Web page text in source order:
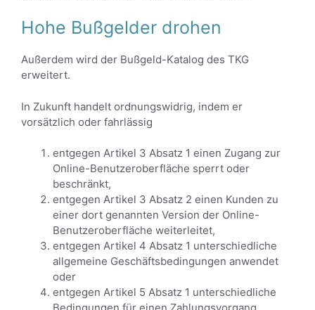
Hohe Bußgelder drohen
Außerdem wird der Bußgeld-Katalog des TKG
erweitert.
In Zukunft handelt ordnungswidrig, indem er
vorsätzlich oder fahrlässig
entgegen Artikel 3 Absatz 1 einen Zugang zur
Online-Benutzeroberfläche sperrt oder
beschränkt,
entgegen Artikel 3 Absatz 2 einen Kunden zu
einer dort genannten Version der Online-
Benutzeroberfläche weiterleitet,
entgegen Artikel 4 Absatz 1 unterschiedliche
allgemeine Geschäftsbedingungen anwendet
oder
entgegen Artikel 5 Absatz 1 unterschiedliche